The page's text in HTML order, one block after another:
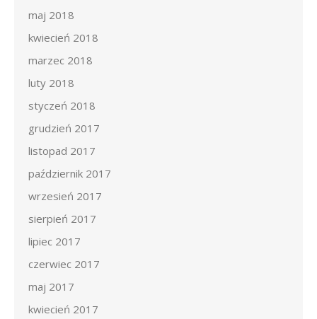
maj 2018
kwiecień 2018
marzec 2018
luty 2018
styczeń 2018
grudzień 2017
listopad 2017
październik 2017
wrzesień 2017
sierpień 2017
lipiec 2017
czerwiec 2017
maj 2017
kwiecień 2017